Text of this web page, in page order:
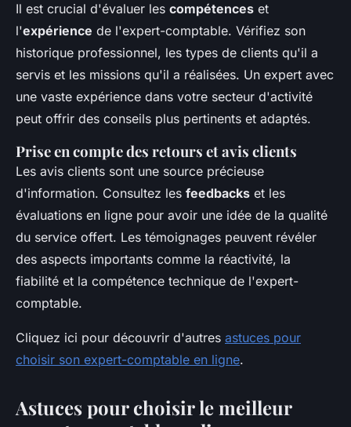
Il est crucial d'évaluer les compétences et
l'expérience de l'expert-comptable. Vérifiez son
historique professionnel, les types de clients qu'il a
servis et les missions qu'il a réalisées. Un expert avec
une vaste expérience dans votre secteur d'activité
peut offrir des conseils plus pertinents et adaptés.
Prise en compte des retours et avis clients
Les avis clients sont une source précieuse
d'information. Consultez les feedbacks et les
évaluations en ligne pour avoir une idée de la qualité
du service offert. Les témoignages peuvent révéler
des aspects importants comme la réactivité, la
fiabilité et la compétence technique de l'expert-
comptable.
Cliquez ici pour découvrir d'autres astuces pour
choisir son expert-comptable en ligne.
Astuces pour choisir le meilleur